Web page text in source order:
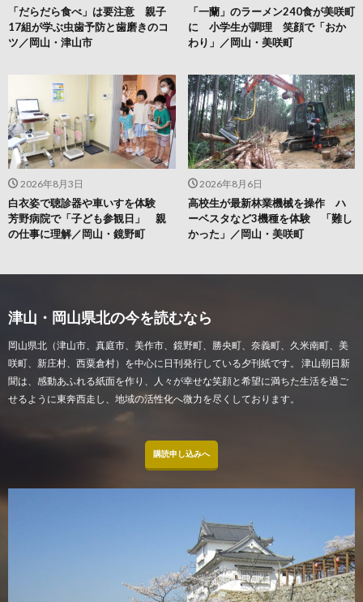
2026年8月6日
高校生が最新林業機械を操作 ハ
ーベスタなど3機種を体験 「難し
かった」／岡山・美咲町
2026年8月3日
白衣姿で聴診器や車いすを体験
芳野病院で「子ども参観日」 親
の仕事に理解／岡山・鏡野町
「一蘭」のラーメン240食が美咲町
に 小学生が調理 笑顔で「おか
わり」／岡山・美咲町
「だらだら食べ」は要注意 親子
17組が学ぶ虫歯予防と歯磨きのコ
ツ／岡山・津山市
津山・岡山県北の今を読むなら
岡山県北（津山市、真庭市、美作市、鏡野町、勝央町、奈義町、久米南町、美
咲町、新庄村、西粟倉村）を中心に日刊発行している夕刊紙です。 津山朝日新
聞は、感動あふれる紙面を作り、人々が幸せな笑顔と希望に満ちた生活を過ご
せるように東奔西走し、地域の活性化へ微力を尽くしております。
購読申し込みへ